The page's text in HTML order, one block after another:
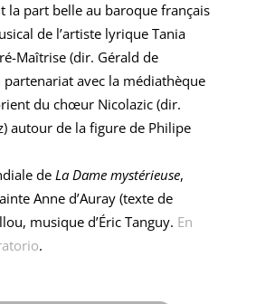
la part belle au baroque français
de l’artiste lyrique Tania
Maîtrise (dir. Gérald de
avec la médiathèque
du chœur Nicolazic (dir.
autour de la figure de Philipe
de La Dame mystérieuse,
Anne d’Auray (texte de
musique d’Éric Tanguy. En
.